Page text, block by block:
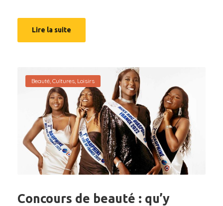
Lire la suite
Beauté, Cultures, Loisirs
Concours de beauté : qu’y